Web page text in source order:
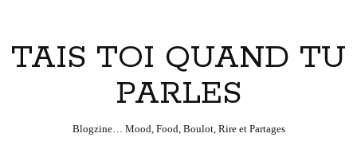
TAIS TOI QUAND TU
PARLES
Blogzine… Mood, Food, Boulot, Rire et Partages